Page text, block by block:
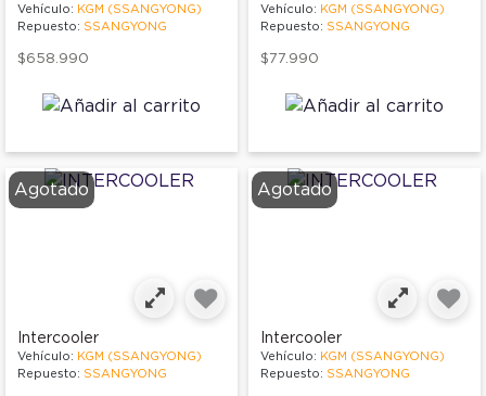
Vehículo: KGM (SSANGYONG)
Repuesto: SSANGYONG
$658.990
Vehículo: KGM (SSANGYONG)
Repuesto: SSANGYONG
$77.990
Agotado
Intercooler
Vehículo: KGM (SSANGYONG)
Repuesto: SSANGYONG
Agotado
Intercooler
Vehículo: KGM (SSANGYONG)
Repuesto: SSANGYONG